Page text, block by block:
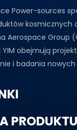
Power-sources
kosmicznych
Aerospace Group
obejmują
i badania nowych
PRODUKTU